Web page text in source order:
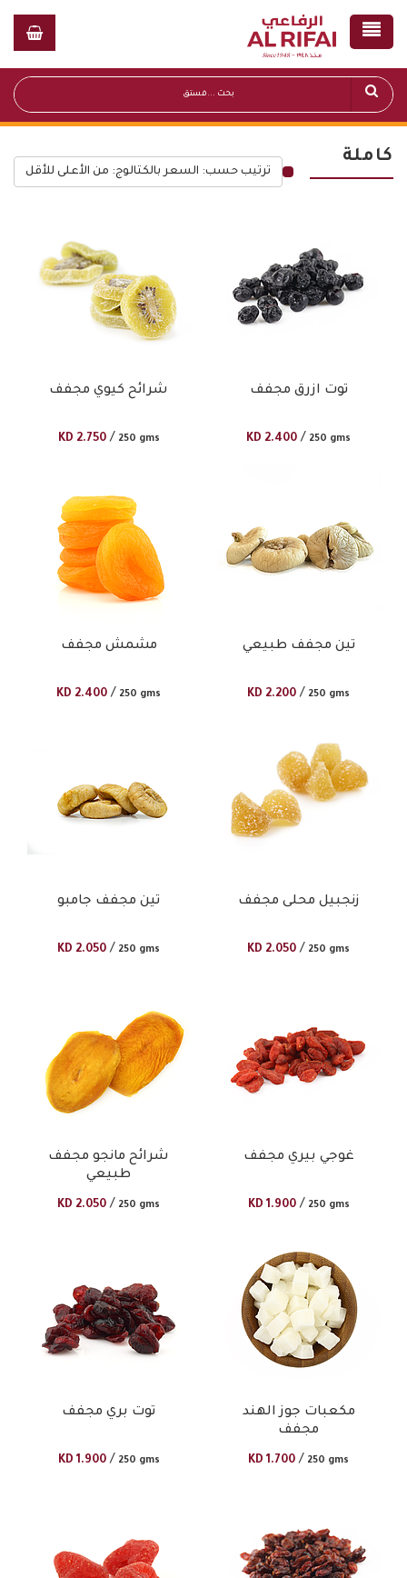
كاملة
ترتيب حسب: السعر بالكتالوج: من الأعلى للأقل
شرائح كيوي مجفف
KD 2.750 / 250 gms
توت ازرق مجفف
KD 2.400 / 250 gms
مشمش مجفف
KD 2.400 / 250 gms
تين مجفف طبيعي
KD 2.200 / 250 gms
تين مجفف جامبو
KD 2.050 / 250 gms
زنجبيل محلى مجفف
KD 2.050 / 250 gms
شرائح مانجو مجفف
طبيعي
KD 2.050 / 250 gms
غوجي بيري مجفف
KD 1.900 / 250 gms
توت بري مجفف
KD 1.900 / 250 gms
مكعبات جوز الهند
مجفف
KD 1.700 / 250 gms